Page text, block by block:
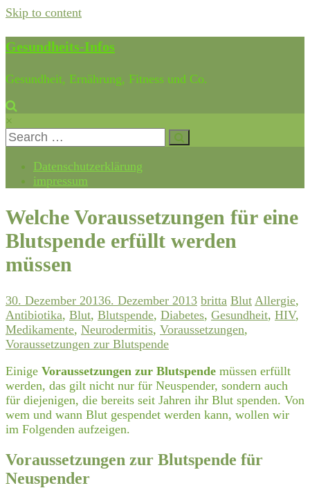
Skip to content
Gesundheits-Infos
Gesundheit, Ernährung, Fitness und Co.
×
Datenschutzerklärung
impressum
Welche Voraussetzungen für eine
Blutspende erfüllt werden
müssen
30. Dezember 20136. Dezember 2013 britta Blut Allergie,
Antibiotika, Blut, Blutspende, Diabetes, Gesundheit, HIV,
Medikamente, Neurodermitis, Voraussetzungen,
Voraussetzungen zur Blutspende
Einige Voraussetzungen zur Blutspende müssen erfüllt
werden, das gilt nicht nur für Neuspender, sondern auch
für diejenigen, die bereits seit Jahren ihr Blut spenden. Von
wem und wann Blut gespendet werden kann, wollen wir
im Folgenden aufzeigen.
Voraussetzungen zur Blutspende für
Neuspender